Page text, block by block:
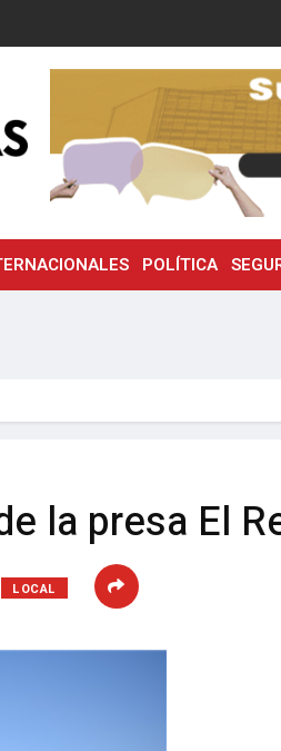
POLÍTICA
la presa El
LOCAL